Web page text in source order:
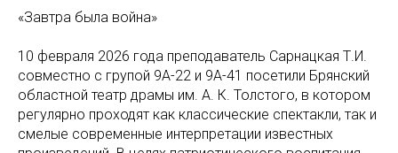
«Завтра была война»
10 февраля 2026 года преподаватель Сарнацкая Т.И.
совместно с групой 9А-22 и 9А-41 посетили Брянский
областной театр драмы им. А. К. Толстого, в котором
регулярно проходят как классические спектакли, так и
смелые современные интерпретации известных